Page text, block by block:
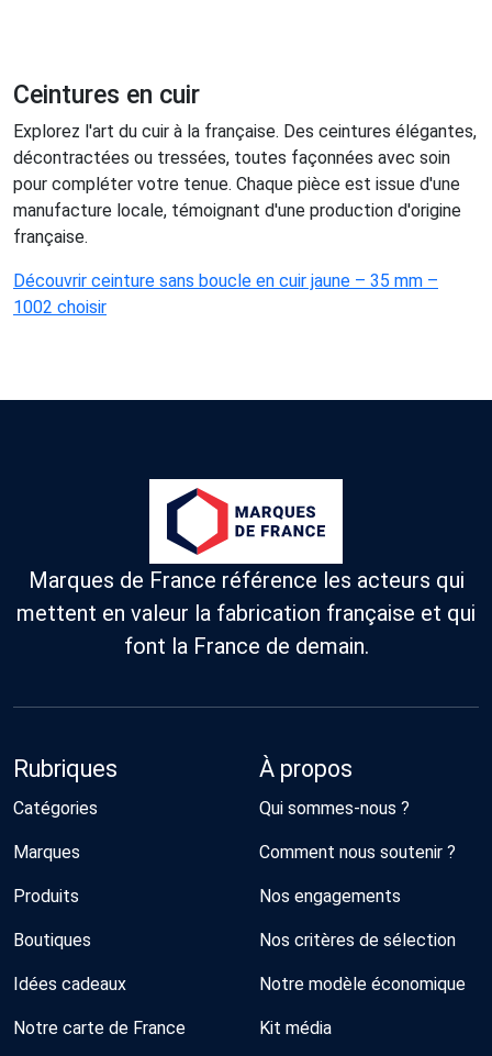
Ceintures en cuir
Explorez l'art du cuir à la française. Des ceintures élégantes,
décontractées ou tressées, toutes façonnées avec soin
pour compléter votre tenue. Chaque pièce est issue d'une
manufacture locale, témoignant d'une production d'origine
française.
Découvrir ceinture sans boucle en cuir jaune – 35 mm –
1002 choisir
Marques de France référence les acteurs qui
mettent en valeur la fabrication française et qui
font la France de demain.
Rubriques
Catégories
Marques
Produits
Boutiques
Idées cadeaux
Notre carte de France
À propos
Qui sommes-nous ?
Comment nous soutenir ?
Nos engagements
Nos critères de sélection
Notre modèle économique
Kit média